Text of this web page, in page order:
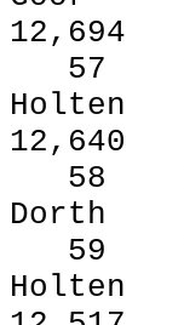
12,694
57
Holten
12,640
58
Dorth
59
Holten